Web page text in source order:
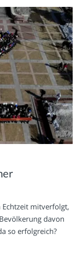
Echtzeit mitverfolgt,
davon
so erfolgreich?